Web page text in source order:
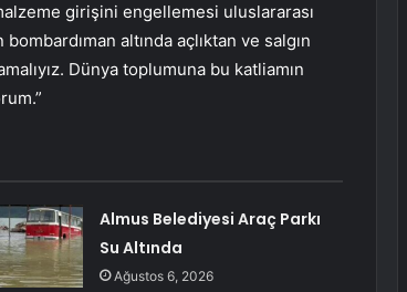
girişini engellemesi uluslararası
altında açlıktan ve salgın
Dünya toplumuna bu katliamın
Almus Belediyesi Araç Parkı
Su Altında
Ağustos 6, 2026